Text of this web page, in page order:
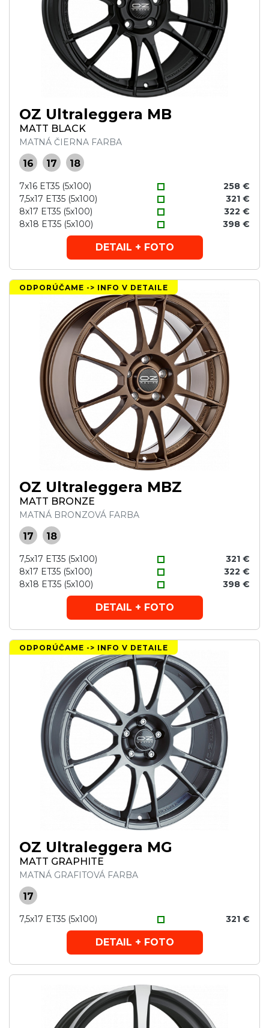
OZ Ultraleggera MB
MATT BLACK
MATNÁ ČIERNA FARBA
16 17 18
7x16 ET35 (5x100)
258 €
7,5x17 ET35 (5x100)
321 €
8x17 ET35 (5x100)
322 €
8x18 ET35 (5x100)
398 €
DETAIL + FOTO
ODPORÚČAME -> INFO V DETAILE
OZ Ultraleggera MBZ
MATT BRONZE
MATNÁ BRONZOVÁ FARBA
17 18
7,5x17 ET35 (5x100)
321 €
8x17 ET35 (5x100)
322 €
8x18 ET35 (5x100)
398 €
DETAIL + FOTO
ODPORÚČAME -> INFO V DETAILE
OZ Ultraleggera MG
MATT GRAPHITE
MATNÁ GRAFITOVÁ FARBA
17
7,5x17 ET35 (5x100) 321 €
DETAIL + FOTO